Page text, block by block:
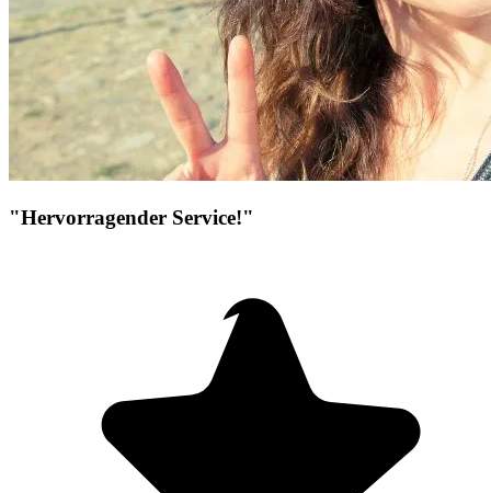
"Hervorragender Service!"